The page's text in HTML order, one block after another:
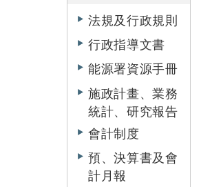
法規及行政規則
行政指導文書
能源署資源手冊
施政計畫、業務
統計、研究報告
會計制度
預、決算書及會
計月報